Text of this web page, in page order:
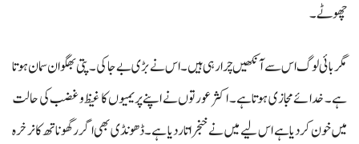
چھوٹے۔
مگر بائی لوگ اس سے آنکھیں چرا رہی ہیں۔ اس نے بڑی بے جا کی۔ پتی بھگوان سمان ہوتا
ہے۔ خدائے مجازی ہوتا ہے۔ اکثر عورتوں نے اپنے پریمیوں کا غیظ و غضب کی حالت
میں خون کردیا ہے اس لیے میں نے خنجر اتار دیا ہے۔ ڈھونڈی بھی اگر رگھو ناتھ کا نرخرہ